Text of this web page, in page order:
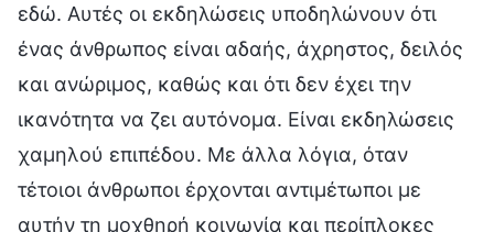
εδώ. Αυτές οι εκδηλώσεις υποδηλώνουν ότι
ένας άνθρωπος είναι αδαής, άχρηστος, δειλός
και ανώριμος, καθώς και ότι δεν έχει την
ικανότητα να ζει αυτόνομα. Είναι εκδηλώσεις
χαμηλού επιπέδου. Με άλλα λόγια, όταν
τέτοιοι άνθρωποι έρχονται αντιμέτωποι με
αυτήν τη μοχθηρή κοινωνία και περίπλοκες